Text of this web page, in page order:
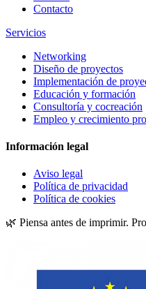
Contacto
Servicios
Networking
Diseño de proyectos
Implementación de
Educación y formación
Consultoría y cocreación
Empleo y crecimiento
Información legal
Aviso legal
Política de privacidad
Política de cookies
🌿 Piensa antes de imprimir.